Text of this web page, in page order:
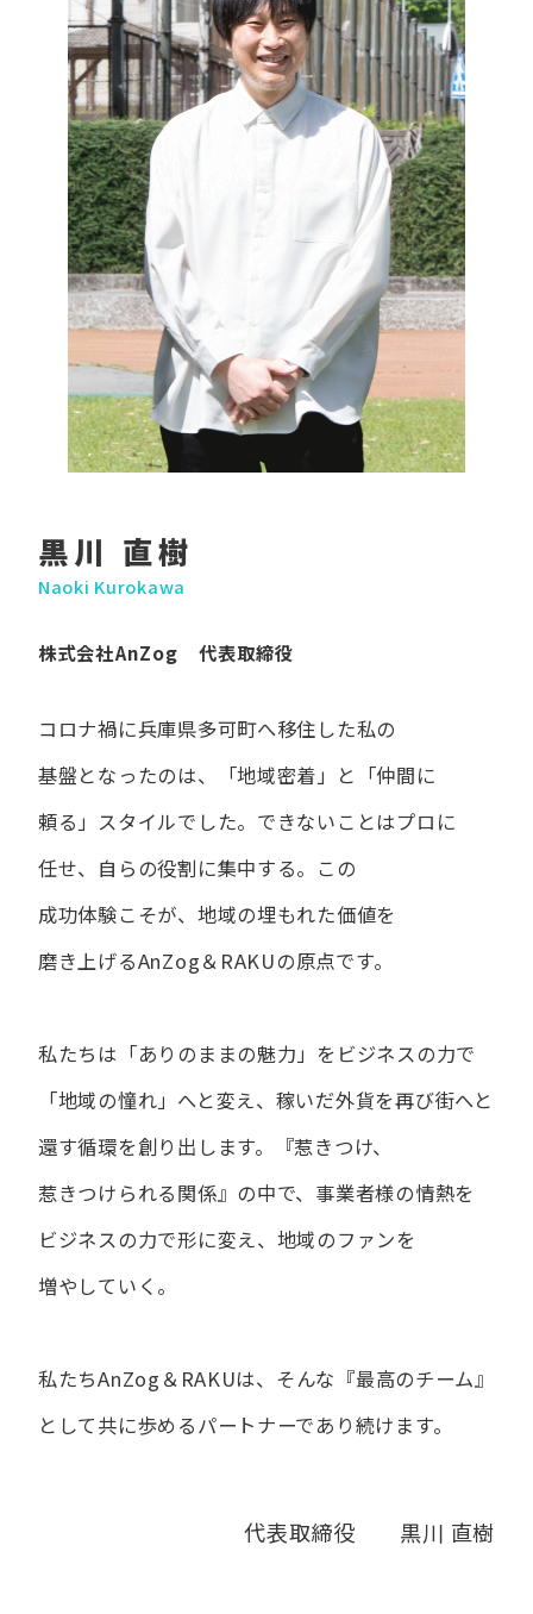
黒川 直樹
Naoki Kurokawa
株式会社AnZog 代表取締役
コロナ禍に​兵庫県多可町へ​移住した​私の​
基盤となったのは、
「地域密着」と​「仲間に​
頼る」スタイルでした。 できない​ことは​プロに​
任せ、​自らの​役割に​集中する。 この​
成功体験こそが、​地域の​埋もれた​価値を​
磨き上げる​AnZog＆RAKUの​原点です。
私たちは​「ありの​ままの​魅力」を​ビジネスの​力で​
「地域の​憧れ」へと​変え、 稼いだ外貨を​再び街へと​
還す循環を​創り出します。
『惹きつけ、​
惹きつけられる​関係』の​中で、​事業者様の​情熱を​
ビジネスの​力で​形に​変え、 地域の​ファンを​
増やしていく。
私たちAnZog＆RAKUは、​そんな​『最高の​チーム』
と​して共に​歩める​パートナーであり続けます。
代表取締役 黒川 直樹